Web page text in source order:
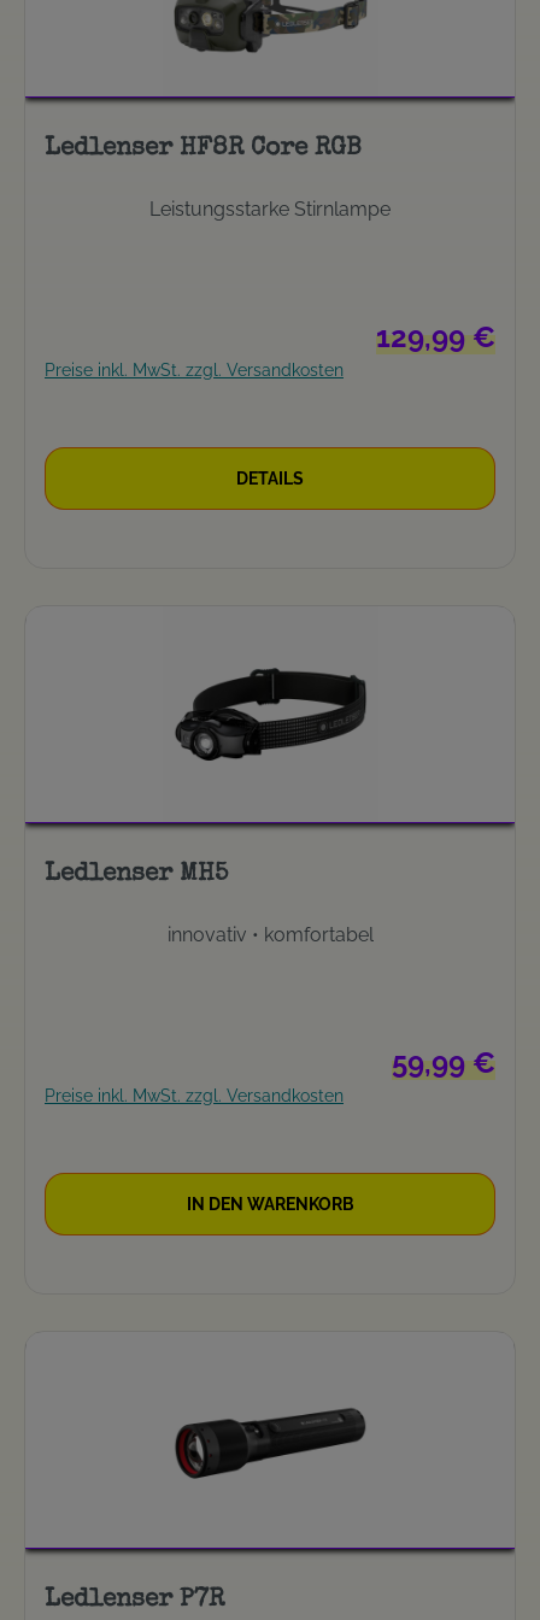
Ledlenser HF8R Core RGB
Leistungsstarke Stirnlampe
Regulärer Preis:
129,99 €
Preise inkl. MwSt. zzgl. Versandkosten
DETAILS
Ledlenser MH5
innovativ • komfortabel
Regulärer
59,99 €
Preise inkl. MwSt. zzgl. Versandkosten
IN DEN WARENKORB
Ledlenser P7R